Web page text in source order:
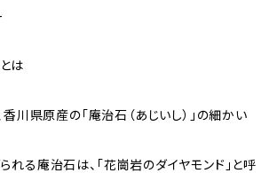
は
香川県原産の「庵治石（あじいし）」の細かい
れる庵治石は、「花崗岩のダイヤモンド」と呼